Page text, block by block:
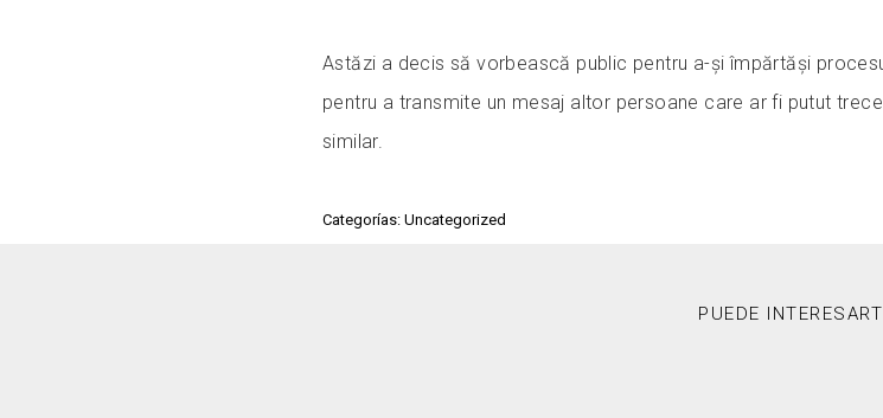
Astăzi a decis să vorbească public pentru a-și împărtăși
pentru a transmite un mesaj altor persoane care ar fi putut
similar.
Categorías: Uncategorized
PUEDE